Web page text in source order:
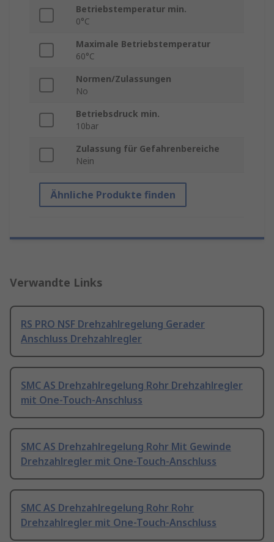
Betriebstemperatur min.
0°C
Maximale Betriebstemperatur
60°C
Normen/Zulassungen
No
Betriebsdruck min.
10bar
Zulassung für Gefahrenbereiche
Nein
Ähnliche Produkte finden
Verwandte Links
RS PRO NSF Drehzahlregelung Gerader
Anschluss Drehzahlregler
SMC AS Drehzahlregelung Rohr Drehzahlregler
mit One-Touch-Anschluss
SMC AS Drehzahlregelung Rohr Mit Gewinde
Drehzahlregler mit One-Touch-Anschluss
SMC AS Drehzahlregelung Rohr Rohr
Drehzahlregler mit One-Touch-Anschluss